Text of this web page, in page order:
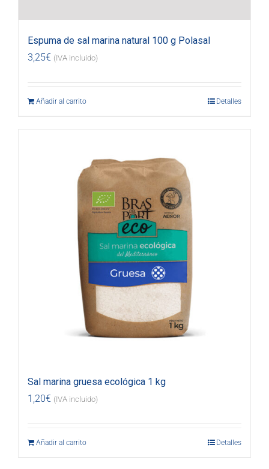
Espuma de sal marina natural 100 g Polasal
3,25€ (IVA incluido)
Añadir al carrito Detalles
Sal marina gruesa ecológica 1 kg
1,20€ (IVA incluido)
Añadir al carrito Detalles